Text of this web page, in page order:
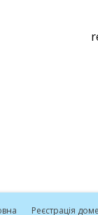
Реєстрація